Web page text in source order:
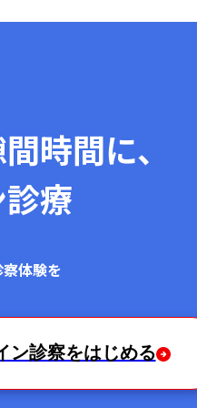
時間に、
療
体験を
ン診察をはじめる